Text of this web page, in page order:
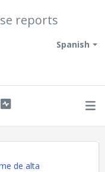
reports
Spanish
de alta